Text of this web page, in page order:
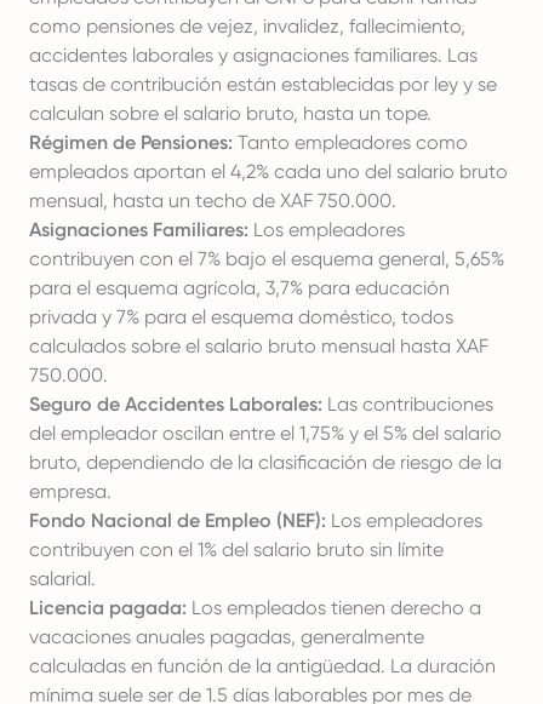
como pensiones de vejez, invalidez, fallecimiento,
accidentes laborales y asignaciones familiares. Las
tasas de contribución están establecidas por ley y se
calculan sobre el salario bruto, hasta un tope.
Régimen de Pensiones: Tanto empleadores como
empleados aportan el 4,2% cada uno del salario bruto
mensual, hasta un techo de XAF 750.000.
Asignaciones Familiares: Los empleadores
contribuyen con el 7% bajo el esquema general, 5,65%
para el esquema agrícola, 3,7% para educación
privada y 7% para el esquema doméstico, todos
calculados sobre el salario bruto mensual hasta XAF
750.000.
Seguro de Accidentes Laborales: Las contribuciones
del empleador oscilan entre el 1,75% y el 5% del salario
bruto, dependiendo de la clasificación de riesgo de la
empresa.
Fondo Nacional de Empleo (NEF): Los empleadores
contribuyen con el 1% del salario bruto sin límite
salarial.
Licencia pagada: Los empleados tienen derecho a
vacaciones anuales pagadas, generalmente
calculadas en función de la antigüedad. La duración
mínima suele ser de 1.5 días laborables por mes de